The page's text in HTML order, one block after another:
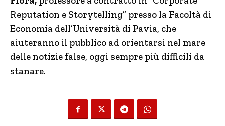
Reputation e Storytelling” presso la Facoltà di
Economia dell’Università di Pavia, che
aiuteranno il pubblico ad orientarsi nel mare
delle notizie false, oggi sempre più difficili da
stanare.